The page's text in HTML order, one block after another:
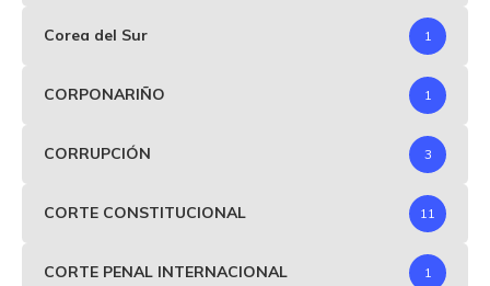
Corea del Sur 1
CORPONARIÑO 1
CORRUPCIÓN 3
CORTE CONSTITUCIONAL 11
CORTE PENAL INTERNACIONAL 1